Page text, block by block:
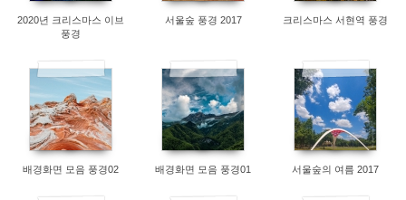
2020년 크리스마스 이브
풍경
서울숲 풍경 2017 크리스마스 서현역 풍경
8800
배경화면 모음 풍경02
9090
배경화면 모음 풍경01
8036
서울숲의 여름 2017